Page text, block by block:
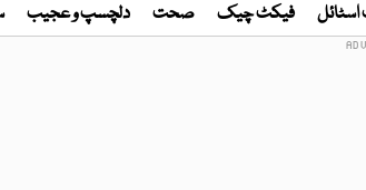
اسٹائل فیکٹ چیک صحت دلچسپ و عجیب